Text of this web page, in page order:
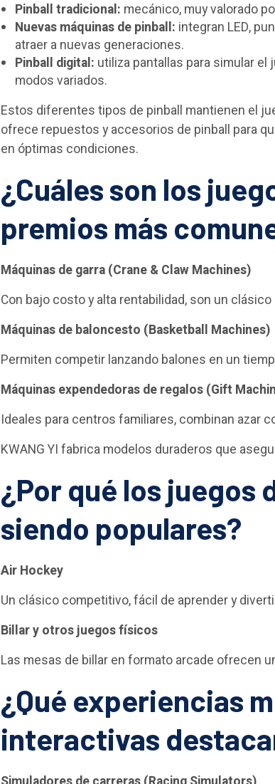
Pinball tradicional: mecánico, muy valorado
Nuevas máquinas de pinball: integran LED,
atraer a nuevas generaciones.
Pinball digital: utiliza pantallas para simular
modos variados.
Estos diferentes tipos de pinball mantienen el
ofrece repuestos y accesorios de pinball para
en óptimas condiciones.
¿Cuáles son los
premios más
Máquinas de garra (Crane & Claw Machines)
Con bajo costo y alta rentabilidad, son un
Máquinas de baloncesto (Basketball Machines)
Permiten competir lanzando balones en un
Máquinas expendedoras de regalos (Gift
Ideales para centros familiares, combinan azar
KWANG YI fabrica modelos duraderos que
¿Por qué los juegos
siendo populares?
Air Hockey
Un clásico competitivo, fácil de aprender y
Billar y otros juegos físicos
Las mesas de billar en formato arcade ofrecen
¿Qué experiencias
interactivas